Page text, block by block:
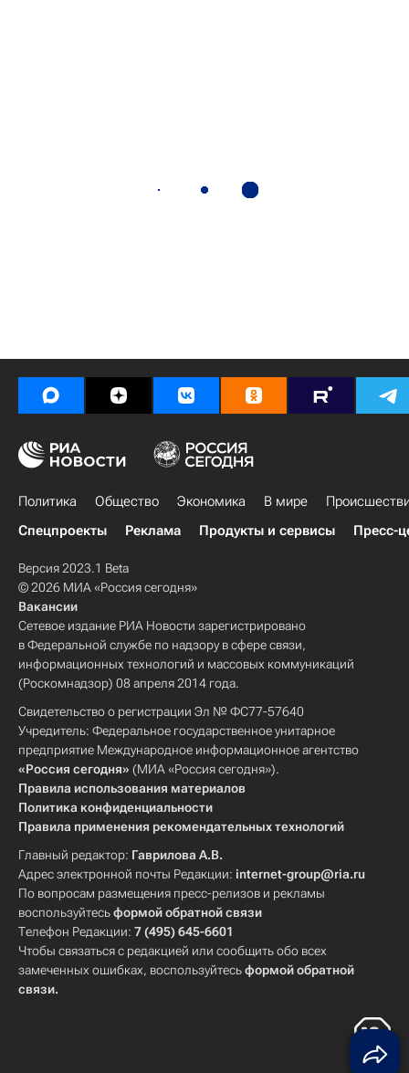
Политика Общество Экономика В мире
Спецпроекты
Реклама Продукты и сервисы Пресс-
Версия 2023.1 Beta
© 2026 МИА «Россия сегодня»
Вакансии
Сетевое издание РИА Новости зарегистрировано
в Федеральной службе по надзору в сфере связи,
информационных технологий и массовых коммуникаций
(Роскомнадзор) 08 апреля 2014 года.
Свидетельство о регистрации Эл № ФС77-57640
Учредитель: Федеральное государственное унитарное
предприятие Международное информационное агентство
«Россия сегодня» (МИА «Россия сегодня»).
Правила использования материалов
Политика конфиденциальности
Правила применения рекомендательных технологий
Главный редактор: Гаврилова А.В.
Адрес электронной почты Редакции: internet-group@ria.ru
По вопросам размещения пресс-релизов и рекламы
воспользуйтесьформой обратной связи
Телефон Редакции: 7 (495) 645-6601
Чтобы связаться с редакцией или сообщить обо всех
замеченных ошибках, воспользуйтесьформой обратной
связи.